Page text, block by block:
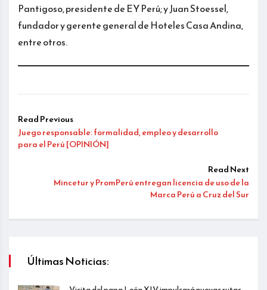
Pantigoso, presidente de EY Perú; y Juan Stoessel,
fundador y gerente general de Hoteles Casa Andina,
entre otros.
Read Previous
Juego responsable: formalidad, empleo y desarrollo
para el Perú [OPINIÓN]
Read Next
Mincetur y PromPerú entregan licencia de uso de la
Marca Perú a Cruz del Sur
Últimas Noticias: